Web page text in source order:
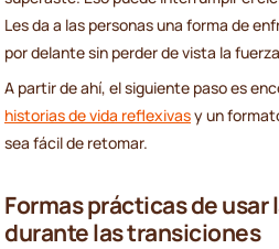
Les da a las personas una forma de
por delante sin perder de vista la
A partir de ahí, el siguiente paso es
historias de vida reflexivasy un
sea fácil de retomar.
Formas prácticas de usar
durante las transiciones